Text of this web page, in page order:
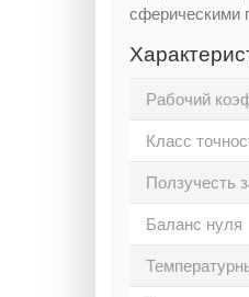
сферическими
Рабочий
Класс
Ползучесть
Баланс нуля